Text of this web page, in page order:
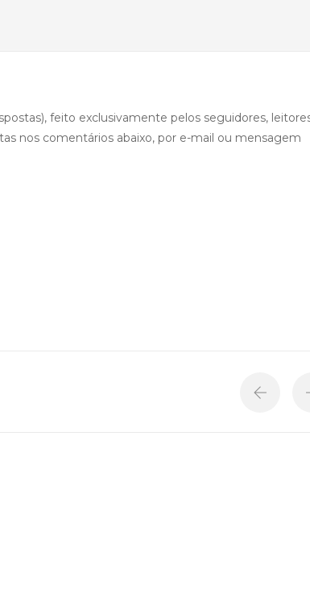
feito exclusivamente pelos seguidores,
nos comentários abaixo, por e-mail ou mensagem